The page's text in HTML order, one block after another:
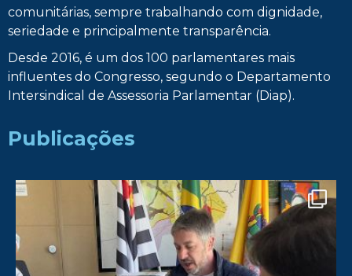
comunitárias, sempre trabalhando com dignidade,
seriedade e principalmente transparência.
Desde 2016, é um dos 100 parlamentares mais
influentes do Congresso, segundo o Departamento
Intersindical de Assessoria Parlamentar (Diap).
Publicações